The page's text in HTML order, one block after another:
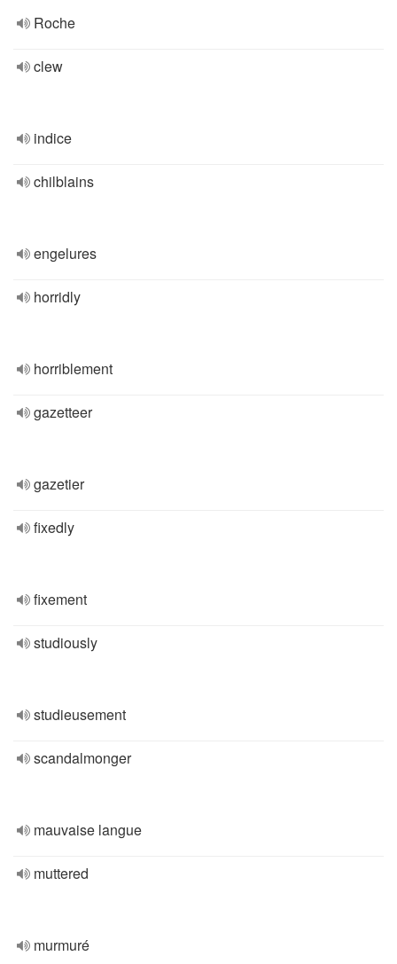
Roche
clew
indice
chilblains
engelures
horridly
horriblement
gazetteer
gazetier
fixedly
fixement
studiously
studieusement
scandalmonger
mauvaise langue
muttered
murmuré